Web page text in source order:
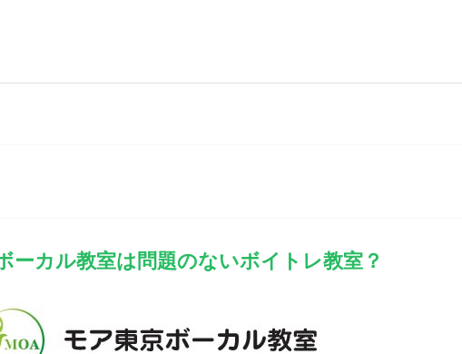
ーカル教室は問題のないボイトレ教室？